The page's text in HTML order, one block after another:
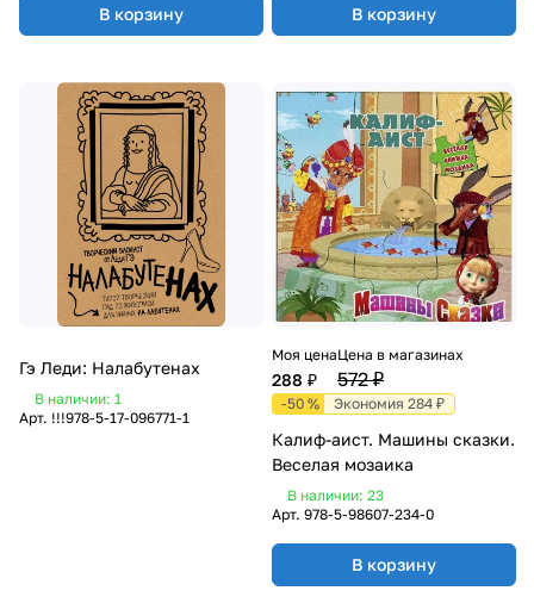
В корзину В корзину
Гэ Леди: Налабутенах
В наличии: 1
Арт. !!!978-5-17-096771-1
Моя цена
288 ₽
Цена в магазинах
572 ₽
-50 % Экономия 284 ₽
Калиф-аист. Машины сказки.
Веселая мозаика
В наличии: 23
Арт. 978-5-98607-234-0
В корзину